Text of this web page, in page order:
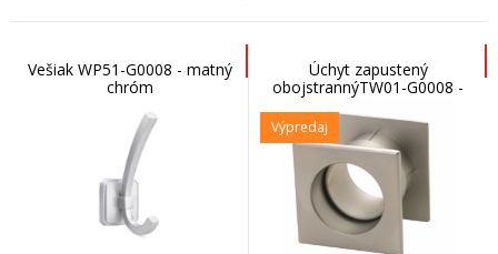
Vešiak WP51-G0008 - matný
chróm
Úchyt zapustený
obojstrannýTW01-G0008 -
matný chróm
Výpredaj